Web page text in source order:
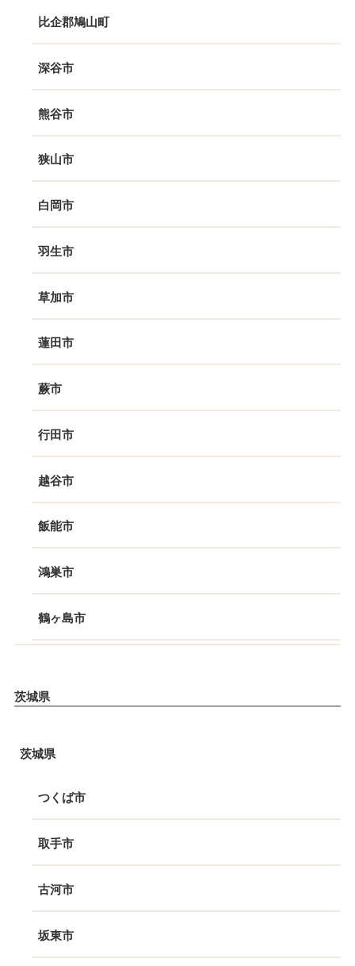
比企郡鳩山町
深谷市
熊谷市
狭山市
白岡市
羽生市
草加市
蓮田市
蕨市
行田市
越谷市
飯能市
鴻巣市
鶴ヶ島市
茨城県
茨城県
つくば市
取手市
古河市
坂東市